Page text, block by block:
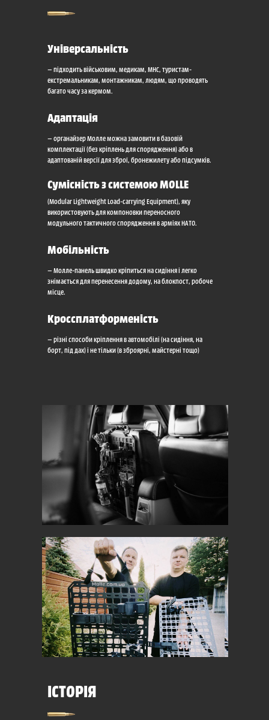
Адаптація
— органайзер Молле можна замовити в базовій
комплектації (без кріплень для спорядження) або в
адаптованій версії для зброї, бронежилету або підсумків.
Кроссплатформеність
— різні способи кріплення в автомобілі (на сидіння, на
борт, під дах) і не тільки (в зброярні, майстерні тощо)
Універсальність
— Молле-панель швидко кріпиться на сидіння і легко
знімається для перенесення додому, на блокпост, робоче
місце.
— підходить військовим, медикам, МНС, туристам-
екстремальникам, монтажникам, людям, що проводять
багато часу за кермом.
Мобільність
Сумісність з системою MOLLE
(Modular Lightweight Load-carrying Equipment), яку
використовують для компоновки переносного
модульного тактичного спорядження в арміях НАТО.
ІСТОРІЯ